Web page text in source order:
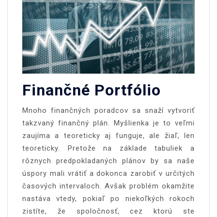
Finančné Portfólio
Mnoho finančných poradcov sa snaží vytvoriť
takzvaný finančný plán. Myšlienka je to veľmi
zaujíma a teoreticky aj funguje, ale žiaľ, len
teoreticky. Pretože na základe tabuliek a
rôznych predpokladaných plánov by sa naše
úspory mali vrátiť a dokonca zarobiť v určitých
časových intervaloch. Avšak problém okamžite
nastáva vtedy, pokiaľ po niekoľkých rokoch
zistíte, že spoločnosť, cez ktorú ste